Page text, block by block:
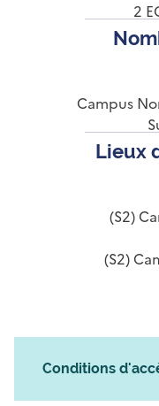
2
Campus
Lieux
(S2)
(S2)
Conditions